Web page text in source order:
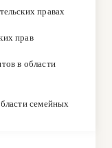
правах
прав
в области
семейных